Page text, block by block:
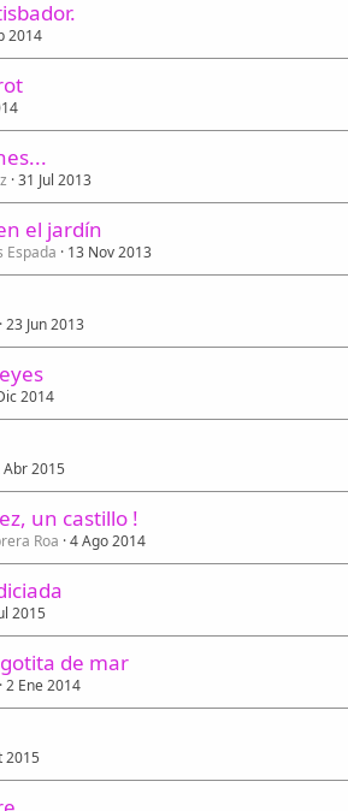
2014
31 Jul 2013
el jardín
Espada 13 Nov 2013
23 Jun 2013
2014
Abr 2015
un castillo !
Roa 4 Ago 2014
2015
de mar
2 Ene 2014
2015